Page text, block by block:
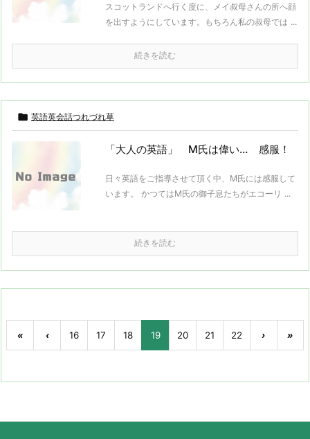
スコットランドへ行く度に、メイ叔母さんの所へ顔
を出すようにしています。もちろん私の叔母では ...
続きを読む
 英語英会話つれづれ草
「大人の英語」 M氏は偉い… 感服！
日々英語をご指導させて頂く中、M氏には感服して
います。 かつてはM氏の御子息たちがエコーリ ...
続きを読む
« ‹ 16 17 18 19 20 21 22 › »